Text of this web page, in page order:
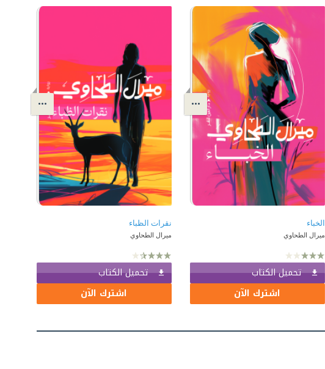
الخباء
ميرال الطحاوي
تحميل الكتاب
اشترك الآن
نقرات الظباء
ميرال الطحاوي
تحميل الكتاب
اشترك الآن